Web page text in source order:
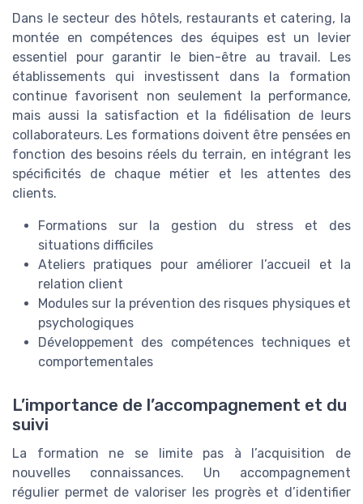
Dans le secteur des hôtels, restaurants et catering, la
montée en compétences des équipes est un levier
essentiel pour garantir le bien-être au travail. Les
établissements qui investissent dans la formation
continue favorisent non seulement la performance,
mais aussi la satisfaction et la fidélisation de leurs
collaborateurs. Les formations doivent être pensées en
fonction des besoins réels du terrain, en intégrant les
spécificités de chaque métier et les attentes des
clients.
Formations sur la gestion du stress et des
situations difficiles
Ateliers pratiques pour améliorer l’accueil et la
relation client
Modules sur la prévention des risques physiques et
psychologiques
Développement des compétences techniques et
comportementales
L’importance de l’accompagnement et du
suivi
La formation ne se limite pas à l’acquisition de
nouvelles connaissances. Un accompagnement
régulier permet de valoriser les progrès et d’identifier